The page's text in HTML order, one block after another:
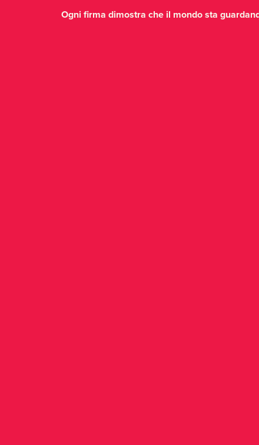
Ogni firma dimostra che il mondo sta